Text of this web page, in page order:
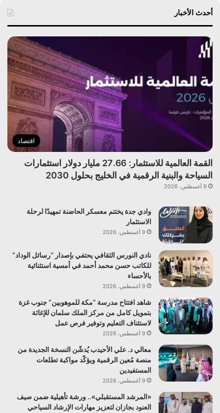
أحدث الأخبار
اقتصاد
القمة العالمية للاستثمار: 27.66 مليار دولار استثمارات
السياحة والبنية الرقمية في الخليج بحلول 2030
9 أغسطس، 2026
وادي جدة يختتم معسكر الحاضنة تمهيدًا لرحلة
الاستثمار
9 أغسطس، 2026
نادي النورس الثقافي يحتفي بإصدار “رسائل الوداد”
للكاتب حسن محمد أحمد في أمسية استثنائية
بالأحساء
9 أغسطس، 2026
شاهد افتتاح مدرسة “مكة للموهوبين” جنوب غزة
بتمويل كامل من مركز الملك سلمان للإغاثة
لاستئناف التعليم وتوفير فرص عمل
9 أغسطس، 2026
معالي د. علي الأحيدب يُدشّن النسخة الجديدة من
منصة مُعين الرقمية ويؤكّد مواكبة تطلعات
المستفيدين
9 أغسطس، 2026
«المرشد المستقبلي».. ورشة تأهيلية ضمن صيف
العنود بجازان لتعزيز مهارات الإرشاد السياحي